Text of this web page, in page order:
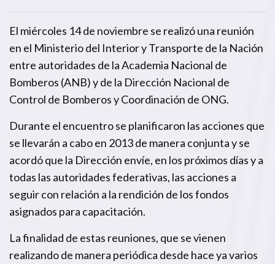
El miércoles 14 de noviembre se realizó una reunión
en el Ministerio del Interior y Transporte de la Nación
entre autoridades de la Academia Nacional de
Bomberos (ANB) y de la Dirección Nacional de
Control de Bomberos y Coordinación de ONG.
Durante el encuentro se planificaron las acciones que
se llevarán a cabo en 2013 de manera conjunta y se
acordó que la Dirección envíe, en los próximos días y a
todas las autoridades federativas, las acciones a
seguir con relación a la rendición de los fondos
asignados para capacitación.
La finalidad de estas reuniones, que se vienen
realizando de manera periódica desde hace ya varios